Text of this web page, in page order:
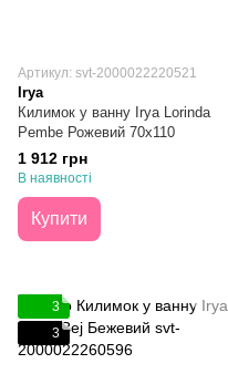
Артикул: svt-2000022220521
Irya
Килимок у ванну Irya Lorinda
Pembe Рожевий 70х110
1 912 грн
В наявності
Купити
3
3